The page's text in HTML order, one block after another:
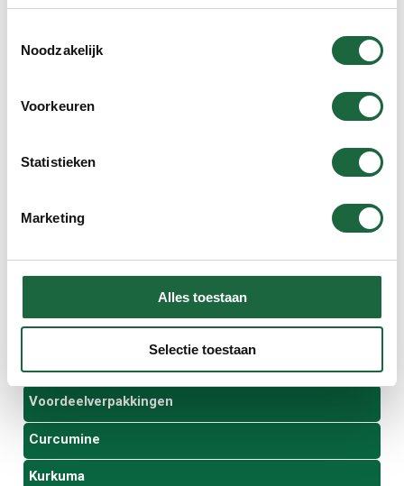
Noodzakelijk
Voorkeuren
Statistieken
Marketing
Alles toestaan
Selectie toestaan
Assortiment
Voordeelverpakkingen
Curcumine
Kurkuma
In winkelmand
Brahmi ‘Gold’ (Voordeel Verpakking)